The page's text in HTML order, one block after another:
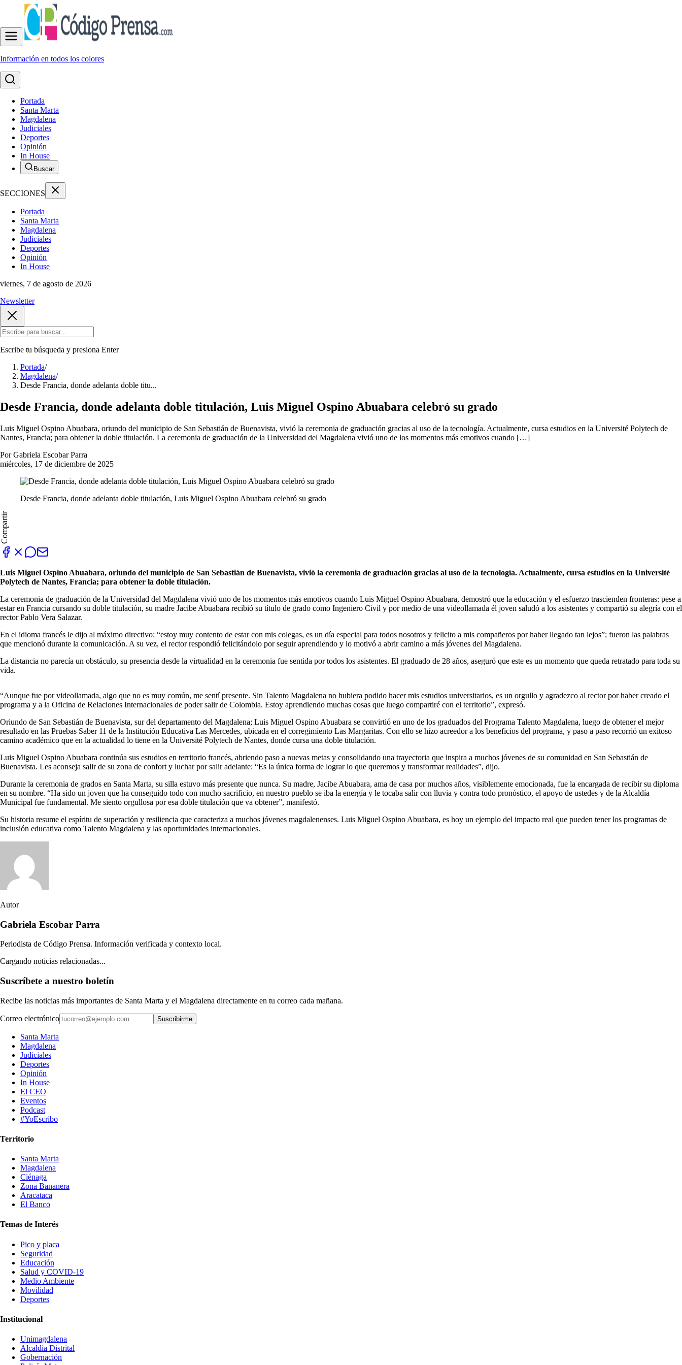
Información en todos los colores
Portada
Santa Marta
Magdalena
Judiciales
Deportes
Opinión
In House
Buscar
SECCIONES
Portada
Santa Marta
Magdalena
Judiciales
Deportes
Opinión
In House
viernes, 7 de agosto de 2026
Newsletter
Escribe tu búsqueda y presiona Enter
Portada/
Magdalena/
Desde Francia, donde adelanta doble titu...
Desde Francia, donde adelanta doble titulación, Luis Miguel Ospino Abuabara celebró su grado
Luis Miguel Ospino Abuabara, oriundo del municipio de San Sebastián de Buenavista, vivió la ceremonia de graduación gracias al uso de la tecnología. Actualmente, cursa estudios en la Université Polytech de
Nantes, Francia; para obtener la doble titulación. La ceremonia de graduación de la Universidad del Magdalena vivió uno de los momentos más emotivos cuando […]
Por Gabriela Escobar Parra
miércoles, 17 de diciembre de 2025
Desde Francia, donde adelanta doble titulación, Luis Miguel Ospino Abuabara celebró su grado
Compartir
Luis Miguel Ospino Abuabara, oriundo del municipio de San Sebastián de Buenavista, vivió la ceremonia de graduación gracias al uso de la tecnología. Actualmente, cursa estudios en la Université
Polytech de Nantes, Francia; para obtener la doble titulación.
La ceremonia de graduación de la Universidad del Magdalena vivió uno de los momentos más emotivos cuando Luis Miguel Ospino Abuabara, demostró que la educación y el esfuerzo trascienden fronteras: pese a
estar en Francia cursando su doble titulación, su madre Jacibe Abuabara recibió su título de grado como Ingeniero Civil y por medio de una videollamada él joven saludó a los asistentes y compartió su alegría con el
rector Pablo Vera Salazar.
En el idioma francés le dijo al máximo directivo: “estoy muy contento de estar con mis colegas, es un día especial para todos nosotros y felicito a mis compañeros por haber llegado tan lejos”; fueron las palabras
que mencionó durante la comunicación. A su vez, el rector respondió felicitándolo por seguir aprendiendo y lo motivó a abrir camino a más jóvenes del Magdalena.
La distancia no parecía un obstáculo, su presencia desde la virtualidad en la ceremonia fue sentida por todos los asistentes. El graduado de 28 años, aseguró que este es un momento que queda retratado para toda su
vida.
“Aunque fue por videollamada, algo que no es muy común, me sentí presente. Sin Talento Magdalena no hubiera podido hacer mis estudios universitarios, es un orgullo y agradezco al rector por haber creado el
programa y a la Oficina de Relaciones Internacionales de poder salir de Colombia. Estoy aprendiendo muchas cosas que luego compartiré con el territorio”, expresó.
Oriundo de San Sebastián de Buenavista, sur del departamento del Magdalena; Luis Miguel Ospino Abuabara se convirtió en uno de los graduados del Programa Talento Magdalena, luego de obtener el mejor
resultado en las Pruebas Saber 11 de la Institución Educativa Las Mercedes, ubicada en el corregimiento Las Margaritas. Con ello se hizo acreedor a los beneficios del programa, y paso a paso recorrió un exitoso
camino académico que en la actualidad lo tiene en la Université Polytech de Nantes, donde cursa una doble titulación.
Luis Miguel Ospino Abuabara continúa sus estudios en territorio francés, abriendo paso a nuevas metas y consolidando una trayectoria que inspira a muchos jóvenes de su comunidad en San Sebastián de
Buenavista. Les aconseja salir de su zona de confort y luchar por salir adelante: “Es la única forma de lograr lo que queremos y transformar realidades”, dijo.
Durante la ceremonia de grados en Santa Marta, su silla estuvo más presente que nunca. Su madre, Jacibe Abuabara, ama de casa por muchos años, visiblemente emocionada, fue la encargada de recibir su diploma
en su nombre. “Ha sido un joven que ha conseguido todo con mucho sacrificio, en nuestro pueblo se iba la energía y le tocaba salir con lluvia y contra todo pronóstico, el apoyo de ustedes y de la Alcaldía
Municipal fue fundamental. Me siento orgullosa por esa doble titulación que va obtener”, manifestó.
Su historia resume el espíritu de superación y resiliencia que caracteriza a muchos jóvenes magdalenenses. Luis Miguel Ospino Abuabara, es hoy un ejemplo del impacto real que pueden tener los programas de
inclusión educativa como Talento Magdalena y las oportunidades internacionales.
Autor
Gabriela Escobar Parra
Periodista de Código Prensa. Información verificada y contexto local.
Cargando noticias relacionadas...
Suscríbete a nuestro boletín
Recibe las noticias más importantes de Santa Marta y el Magdalena directamente en tu correo cada mañana.
Correo electrónico Suscribirme
Santa Marta
Magdalena
Judiciales
Deportes
Opinión
In House
El CEO
Eventos
Podcast
#YoEscribo
Territorio
Santa Marta
Magdalena
Ciénaga
Zona Bananera
Aracataca
El Banco
Temas de Interés
Pico y placa
Seguridad
Educación
Salud y COVID-19
Medio Ambiente
Movilidad
Deportes
Institucional
Unimagdalena
Alcaldía Distrital
Gobernación